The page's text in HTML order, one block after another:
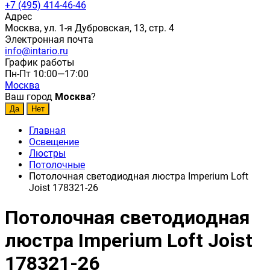
+7 (495) 414-46-46
Адрес
Москва, ул. 1-я Дубровская, 13, стр. 4
Электронная почта
info@intario.ru
График работы
Пн-Пт 10:00—17:00
Москва
Ваш город Москва?
Главная
Освещение
Люстры
Потолочные
Потолочная светодиодная люстра Imperium Loft
Joist 178321-26
Потолочная светодиодная
люстра Imperium Loft Joist
178321-26